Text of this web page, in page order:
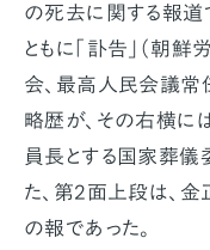
の死去に関する報道
ともに「訃告」（朝
会、最高人民会議常
略歴が、その右横に
員長とする国家葬儀
た、第2面上段は、
の報であった。